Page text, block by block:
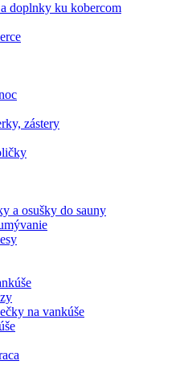
doplnky ku kobercom
zástery
a osušky do sauny
na vankúše